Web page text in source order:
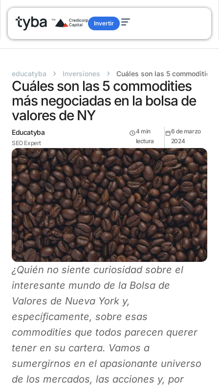
Invertir
educatyba › Inversiones › Cuáles son las 5 commodities
Cuáles son las 5 commodities
más negociadas en la bolsa de
valores de NY
Educatyba
SEO Expert
4 min
lectura
6 de marzo
2024
¿Quién no siente curiosidad sobre el
interesante mundo de la Bolsa de
Valores de Nueva York y,
específicamente, sobre esas
commodities que todos parecen querer
tener en su cartera. Vamos a
sumergirnos en el apasionante universo
de los mercados, las acciones y, por